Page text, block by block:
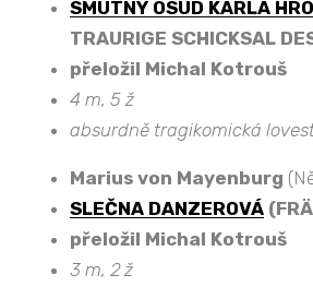
SMUTNÝ OSUD KARLA
TRAURIGE SCHICKSAL
přeložil Michal Kotrouš
4 m, 5 ž
absurdně tragikomická
Marius von Mayenburg
SLEČNA DANZEROVÁ
přeložil Michal Kotrouš
3 m, 2 ž